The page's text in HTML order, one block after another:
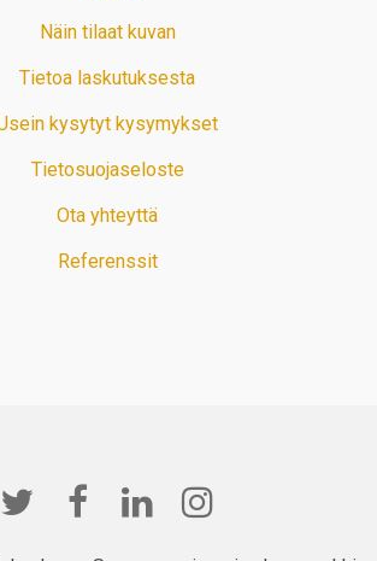
Näin tilaat kuvan
Tietoa laskutuksesta
kysytyt kysymykset
Tietosuojaseloste
Ota yhteyttä
Referenssit